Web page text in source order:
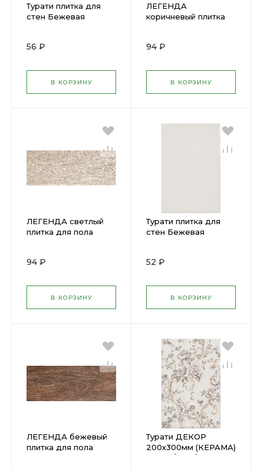
Турати плитка для
стен Бежевая
(20) 8334
56 ₽
В КОРЗИНУ
ЛЕГЕНДА
коричневый плитка
94 ₽
В КОРЗИНУ
ЛЕГЕНДА светлый
плитка для пола
94 ₽
В КОРЗИНУ
Турати плитка для
стен Бежевая
52 ₽
В КОРЗИНУ
ЛЕГЕНДА бежевый
плитка для пола
Турати ДЕКОР
200х300мм (КЕРАМА)
(20) VT\A168\8333